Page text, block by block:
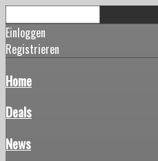
Einloggen
Registrieren
Home
Deals
News